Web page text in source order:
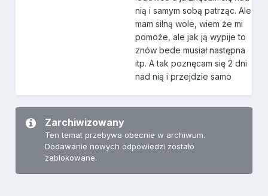
nią i samym sobą patrząc. Ale
mam silną wole, wiem że mi
pomoże, ale jak ją wypije to
znów bede musiał następna
itp. A tak poznęcam się 2 dni
nad nią i przejdzie samo
Zarchiwizowany
Ten temat przebywa obecnie w archiwum.
Dodawanie nowych odpowiedzi zostało
zablokowane.